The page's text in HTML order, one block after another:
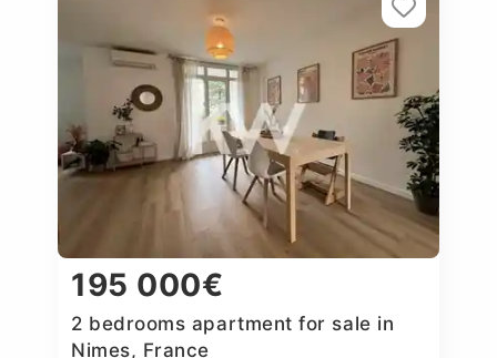
195 000€
2 bedrooms apartment for sale in
Nimes, France